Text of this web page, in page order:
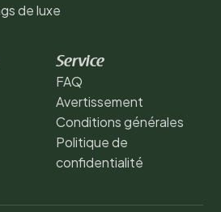
de luxe
Service
FAQ
Avertissement
Conditions générales
Politique de
confidentialité